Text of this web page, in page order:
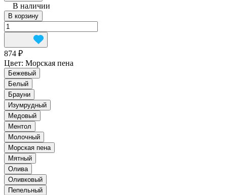
В наличии
В корзину
874 ₽
Цвет: Морская пена
Бежевый
Белый
Брауни
Изумрудный
Медовый
Ментол
Молочный
Морская пена
Мятный
Олива
Оливковый
Пепельный